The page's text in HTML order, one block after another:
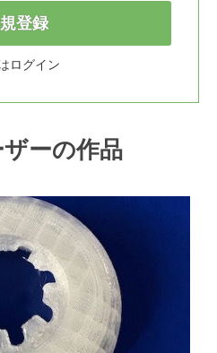
登録
ログイン
ーの作品